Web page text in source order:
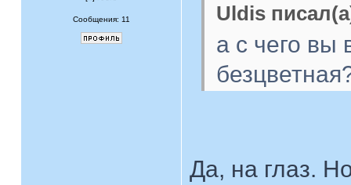
Сообщения: 11 Uldis
а с чего вы
Да, на глаз.